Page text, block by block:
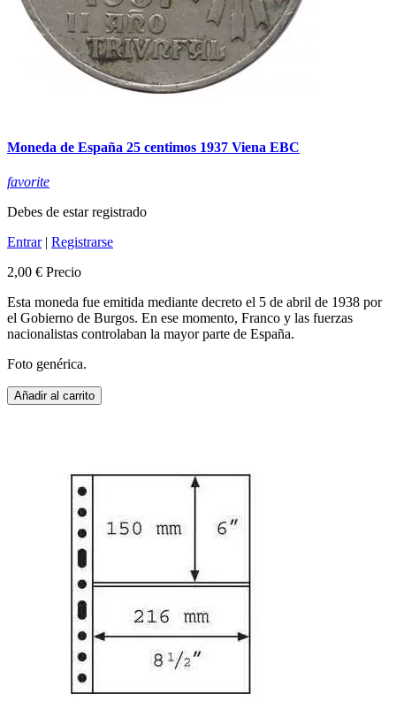
Moneda de España 25 centimos 1937 Viena EBC
favorite
Debes de estar registrado
Entrar| Registrarse
2,00 € Precio
Esta moneda fue emitida mediante decreto el 5 de abril de 1938 por
el Gobierno de Burgos. En ese momento, Franco y las fuerzas
nacionalistas controlaban la mayor parte de España.
Foto genérica.
Añadir al carrito